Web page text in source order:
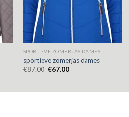
SPORTIEVE ZOMERJAS DAMES
sportieve zomerjas dames
€87.00 €67.00